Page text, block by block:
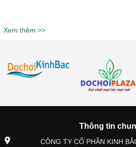
Xem thêm >>
Thông tin
CÔNG TY CỔ PHẦN KINH